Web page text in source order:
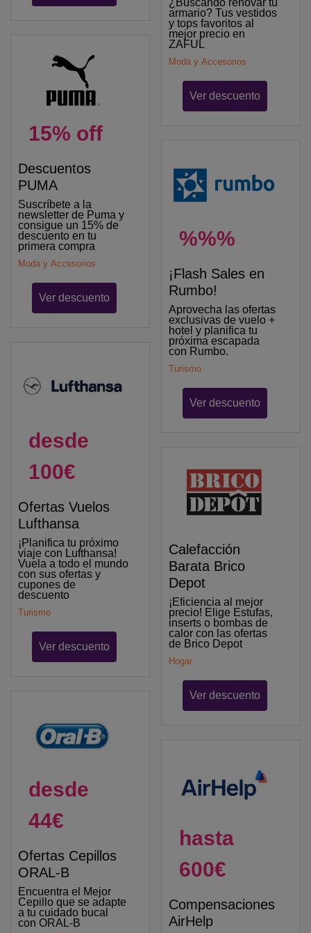
15% off
Descuentos
PUMA
Suscríbete a la
newsletter de Puma y
consigue un 15% de
descuento en tu
primera compra
Moda y Accesorios
Ver descuento
desde
100€
Ofertas Vuelos
Lufthansa
¡Planifica tu próximo
viaje con Lufthansa!
Vuela a todo el mundo
con sus ofertas y
cupones de
descuento
Turismo
Ver descuento
desde
44€
Ofertas Cepillos
ORAL-B
Encuentra el Mejor
Cepillo que se adapte
a tu cuidado bucal
con ORAL-B
¿Buscando renovar tu
armario? Tus vestidos
y tops favoritos al
mejor precio en
ZAFUL
Moda y Accesorios
Ver descuento
%%%
¡Flash Sales en
Rumbo!
Aprovecha las ofertas
exclusivas de vuelo +
hotel y planifica tu
próxima escapada
con Rumbo.
Turismo
Ver descuento
Calefacción
Barata Brico
Depot
¡Eficiencia al mejor
precio! Elige Estufas,
inserts o bombas de
calor con las ofertas
de Brico Depot
Hogar
Ver descuento
hasta
600€
Compensaciones
AirHelp